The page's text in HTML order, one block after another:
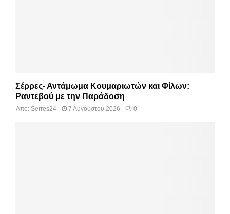
Σέρρες- Αντάμωμα Κουμαριωτών και Φίλων:
Ραντεβού με την Παράδοση
Από: Serres24 7 Αυγούστου 2026 0